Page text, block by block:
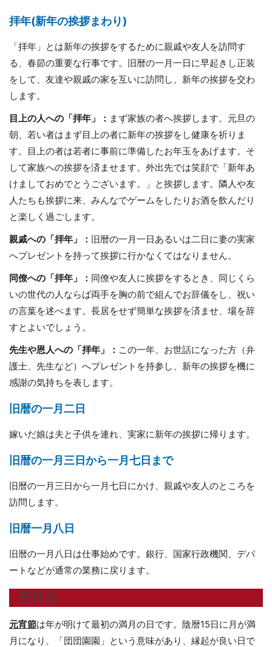
拝年(新年の挨拶まわり)
「拝年」とは新年の挨拶をするために親戚や友人を訪問す
る、春節の重要な行事です。旧暦の一月一日に早起きし正装
をして、友達や親戚の家を互いに訪問し、新年の挨拶を交わ
します。
目上の人への「拝年」： まず家族の者へ挨拶します。元旦の
朝、若い者はまず目上の者に新年の挨拶をし健康を祈りま
す。目上の者は若者に事前に準備したお年玉をあげます。そ
して家族への挨拶を済ませます。外出先では笑顔で「新年あ
けましておめでとうございます。」と挨拶します。隣人や友
人たちも挨拶に来、みんなでゲームをしたりお酒を飲んだり
と楽しく過ごします。
親戚への「拝年」： 旧暦の一月一日あるいは二日に妻の実家
へプレゼントを持って挨拶に行かなくてはなりません。
同僚への「拝年」： 同僚や友人に挨拶をするとき、同じくら
いの世代の人ならば両手を胸の前で組んでお辞儀をし、祝い
の言葉を述べます。長居をせず簡単な挨拶を済ませ、場を辞
すとよいでしょう。
先生や恩人への「拝年」： この一年、お世話になった方（弁
護士、先生など）へプレゼントを持参し、新年の挨拶を機に
感謝の気持ちを表します。
旧暦の一月二日
嫁いだ娘は夫と子供を連れ、実家に新年の挨拶に帰ります。
旧暦の一月三日から一月七日まで
旧暦の一月三日から一月七日にかけ、親戚や友人のところを
訪問します。
旧暦一月八日
旧暦の一月八日は仕事始めです。銀行、国家行政機関、デパ
ートなどが通常の業務に戻ります。
元宵節
元宵節は年が明けて最初の満月の日です。陰暦15日に月が満
月になり、「団団園園」という意味があり、縁起が良い日で